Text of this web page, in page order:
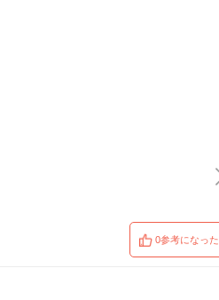
0参考になった